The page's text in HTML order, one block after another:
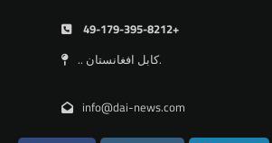
49-179-395-8212+
.. کابل افغانستان.
info@dai-news.com